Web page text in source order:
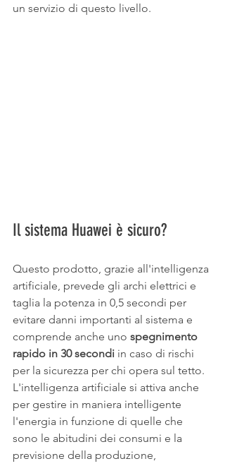
un servizio di questo livello.
Il sistema Huawei è sicuro?
Questo prodotto, grazie all'intelligenza
artificiale, prevede gli archi elettrici e
taglia la potenza in 0,5 secondi per
evitare danni importanti al sistema e
comprende anche uno spegnimento
rapido in 30 secondi in caso di rischi
per la sicurezza per chi opera sul tetto.
L'intelligenza artificiale si attiva anche
per gestire in maniera intelligente
l'energia in funzione di quelle che
sono le abitudini dei consumi e la
previsione della produzione,